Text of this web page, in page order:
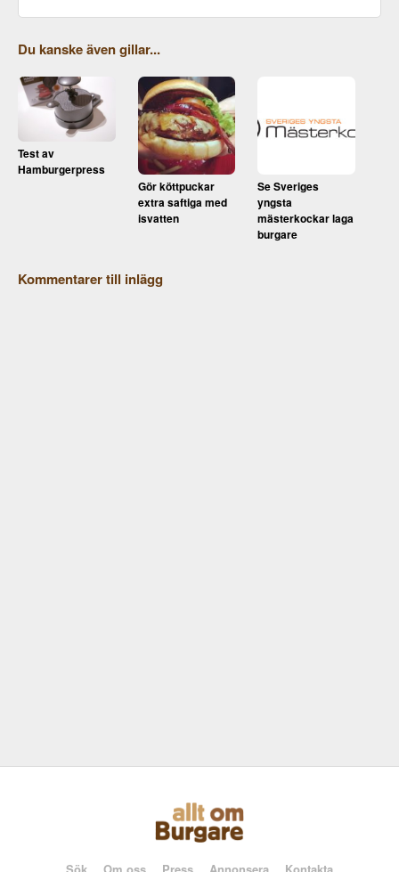
Du kanske även gillar...
Test av
Hamburgerpress
Gör köttpuckar
extra saftiga med
isvatten
Se Sveriges
yngsta
mästerkockar laga
burgare
Kommentarer till inlägg